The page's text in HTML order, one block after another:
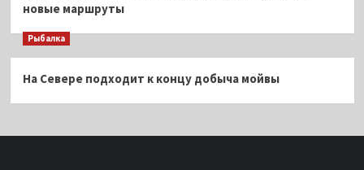
новые маршруты
Рыбалка
На Севере подходит к концу добыча мойвы